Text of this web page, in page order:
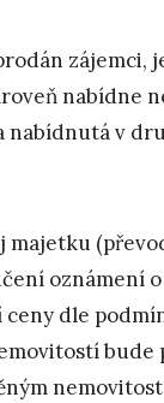
zájemci,
nabídne
nabídnutá v
majetku
oznámení
dle